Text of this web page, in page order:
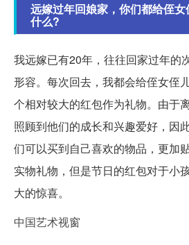
远嫁过年回娘家，你们都给侄
什么?
我远嫁已有20年，往往回家过年的
形容。每次回去，我都会给侄女侄
个相对较大的红包作为礼物。由于
照顾到他们的成长和兴趣爱好，因
们可以买到自己喜欢的物品，更加
实物礼物，但是节日的红包对于小
大的惊喜。
中国艺术视窗